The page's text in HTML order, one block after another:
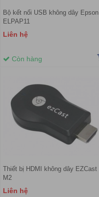
Bộ kết nối USB không dây Epson
ELPAP11
Liên hệ
Còn hàng
Thiết bị HDMI không dây EZCast
M2
Liên hệ